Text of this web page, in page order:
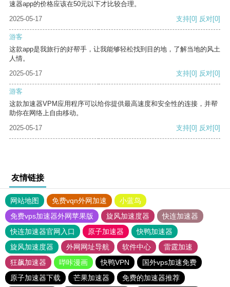
速器app的价格应该在50元以下才比较合理。
2025-05-17
支持[0] 反对[0]
游客
这款app是我旅行的好帮手，让我能够轻松找到目的地，了解当地的风土
人情。
2025-05-17
支持[0] 反对[0]
游客
这款加速器VPM应用程序可以给你提供最高速度和安全性的连接，并帮
助你在网络上自由移动。
2025-05-17
支持[0] 反对[0]
友情链接
网站地图 免费vqn外网加速
小蓝鸟
免费vps加速器外网苹果版
旋风加速度器
快连加速器
快连加速器官网入口
原子加速器
快鸭加速器
旋风加速度器
外网网址导航 软件中心
雷霆加速
狂飙加速器
哔咔漫画 快鸭VPN
国外vps加速免费
原子加速器下载
芒果加速器 免费的加速器推荐